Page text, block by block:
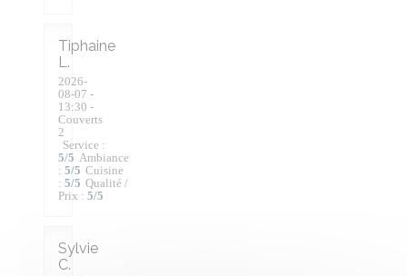
Tiphaine
L
2026-
08-07 -
13:30 -
Couverts
2
Service :
5/5 Ambiance
: 5/5 Cuisine
: 5/5 Qualité /
Prix : 5/5
Sylvie
C